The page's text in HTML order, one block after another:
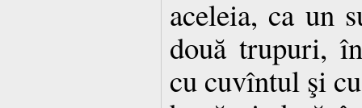
aceleia, ca un
două trupuri,
cu cuvîntul şi